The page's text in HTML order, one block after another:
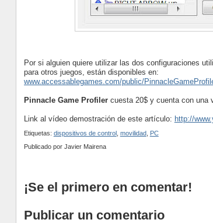
Por si alguien quiere utilizar las dos configuraciones
para otros juegos, están disponibles en:
www.accessablegames.com/public/
Pinnacle Game Profilercuesta 20$ y cuenta con una
Link al vídeo demostración de este artículo: http://
Etiquetas: dispositivos de control movilidad
PC
Publicado por Javier Mairena
¡Se el primero en comentar!
Publicar un comentario